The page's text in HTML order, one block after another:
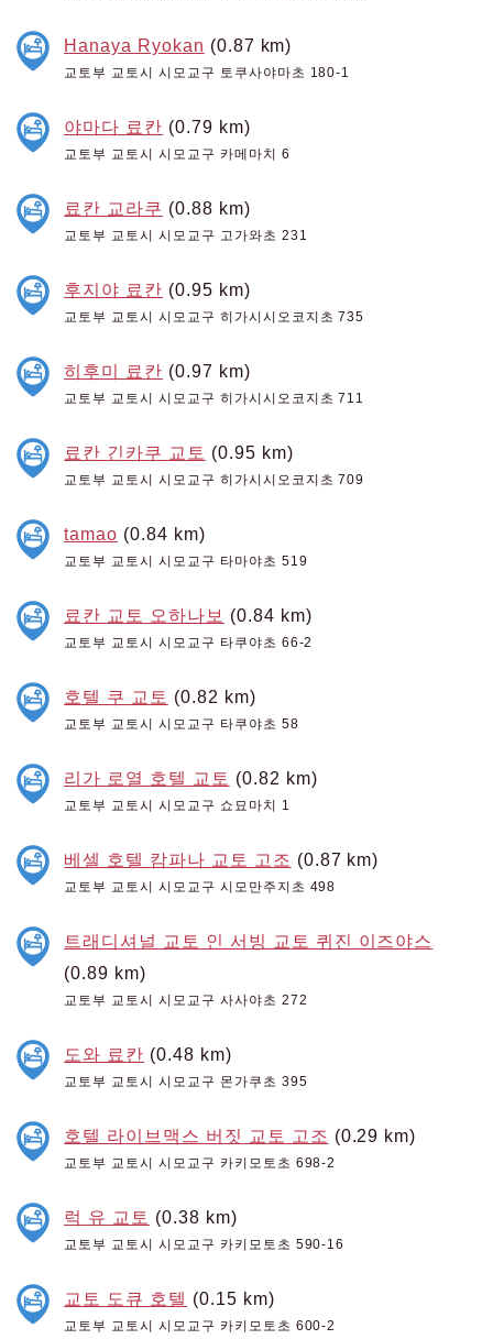
Hanaya Ryokan (0.87 km)
교토부 교토시 시모교구 토쿠사야마초 180-1
야마다 료칸 (0.79 km)
교토부 교토시 시모교구 카메마치 6
료칸 교라쿠 (0.88 km)
교토부 교토시 시모교구 고가와초 231
후지야 료칸 (0.95 km)
교토부 교토시 시모교구 히가시시오코지초 735
히후미 료칸 (0.97 km)
교토부 교토시 시모교구 히가시시오코지초 711
료칸 긴카쿠 교토 (0.95 km)
교토부 교토시 시모교구 히가시시오코지초 709
tamao (0.84 km)
교토부 교토시 시모교구 타마야초 519
료칸 교토 오하나보 (0.84 km)
교토부 교토시 시모교구 타쿠야초 66-2
호텔 쿠 교토 (0.82 km)
교토부 교토시 시모교구 타쿠야초 58
리가 로열 호텔 교토 (0.82 km)
교토부 교토시 시모교구 쇼묘마치 1
베셀 호텔 캄파나 교토 고조 (0.87 km)
교토부 교토시 시모교구 시모만주지초 498
트래디셔널 교토 인 서빙 교토 퀴진 이즈야스
(0.89 km)
교토부 교토시 시모교구 사사야초 272
도와 료칸 (0.48 km)
교토부 교토시 시모교구 몬가쿠초 395
호텔 라이브맥스 버짓 교토 고조 (0.29 km)
교토부 교토시 시모교구 카키모토초 698-2
럭 유 교토 (0.38 km)
교토부 교토시 시모교구 카키모토초 590-16
교토 도큐 호텔 (0.15 km)
교토부 교토시 시모교구 카키모토초 600-2